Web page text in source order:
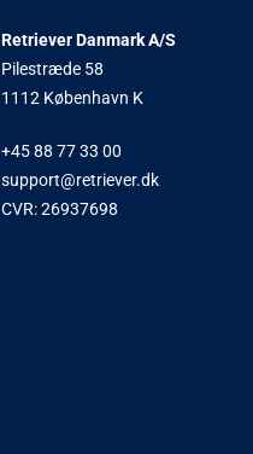
Retriever Danmark A/S
Pilestræde 58
1112 København K
+45 88 77 33 00
support@retriever.dk
CVR: 26937698